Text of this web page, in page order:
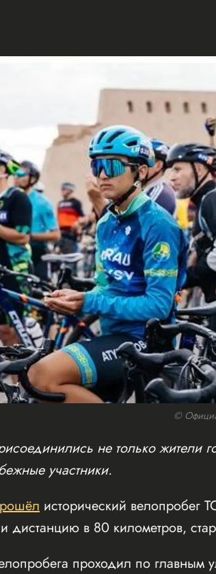
©
не только жители
участники.
исторический велопробег
дистанцию в 80 километров,
проходил по главным